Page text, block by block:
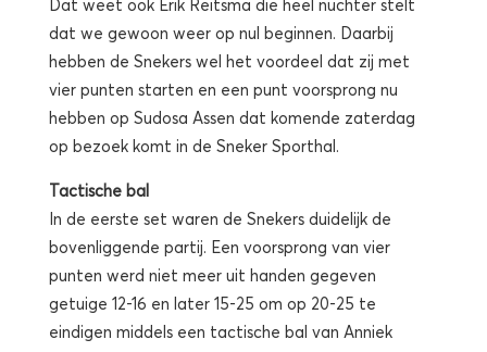
Dat weet ook Erik Reitsma die heel nuchter stelt
dat we gewoon weer op nul beginnen. Daarbij
hebben de Snekers wel het voordeel dat zij met
vier punten starten en een punt voorsprong nu
hebben op Sudosa Assen dat komende zaterdag
op bezoek komt in de Sneker Sporthal.
Tactische bal
In de eerste set waren de Snekers duidelijk de
bovenliggende partij. Een voorsprong van vier
punten werd niet meer uit handen gegeven
getuige 12-16 en later 15-25 om op 20-25 te
eindigen middels een tactische bal van Anniek